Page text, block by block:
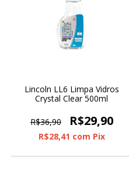
Lincoln LL6 Limpa Vidros
Crystal Clear 500ml
R$36,90 R$29,90
R$28,41 com Pix